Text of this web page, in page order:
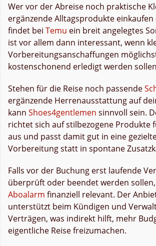
Wer vor der Abreise noch praktische
ergänzende Alltagsprodukte einkaufen
findet bei Temu ein breit angelegtes
ist vor allem dann interessant, wenn
Vorbereitungsanschaffungen
kostenschonend erledigt werden
Stehen für die Reise noch passende
ergänzende Herrenausstattung auf
kann Shoes4gentlemen sinnvoll sein.
richtet sich auf stilbezogene Produkte
aus und passt damit gut in eine
Vorbereitung statt in spontane
Falls vor der Buchung erst laufende
überprüft oder beendet werden
Aboalarm finanziell relevant. Der
unterstützt beim Kündigen und
Verträgen, was indirekt hilft, mehr
eigentliche Reise freizumachen.